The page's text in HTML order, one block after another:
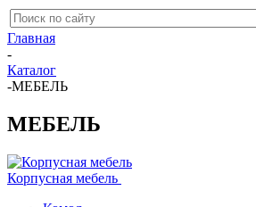
Главная
-
Каталог
-МЕБЕЛЬ
МЕБЕЛЬ
Корпусная мебель